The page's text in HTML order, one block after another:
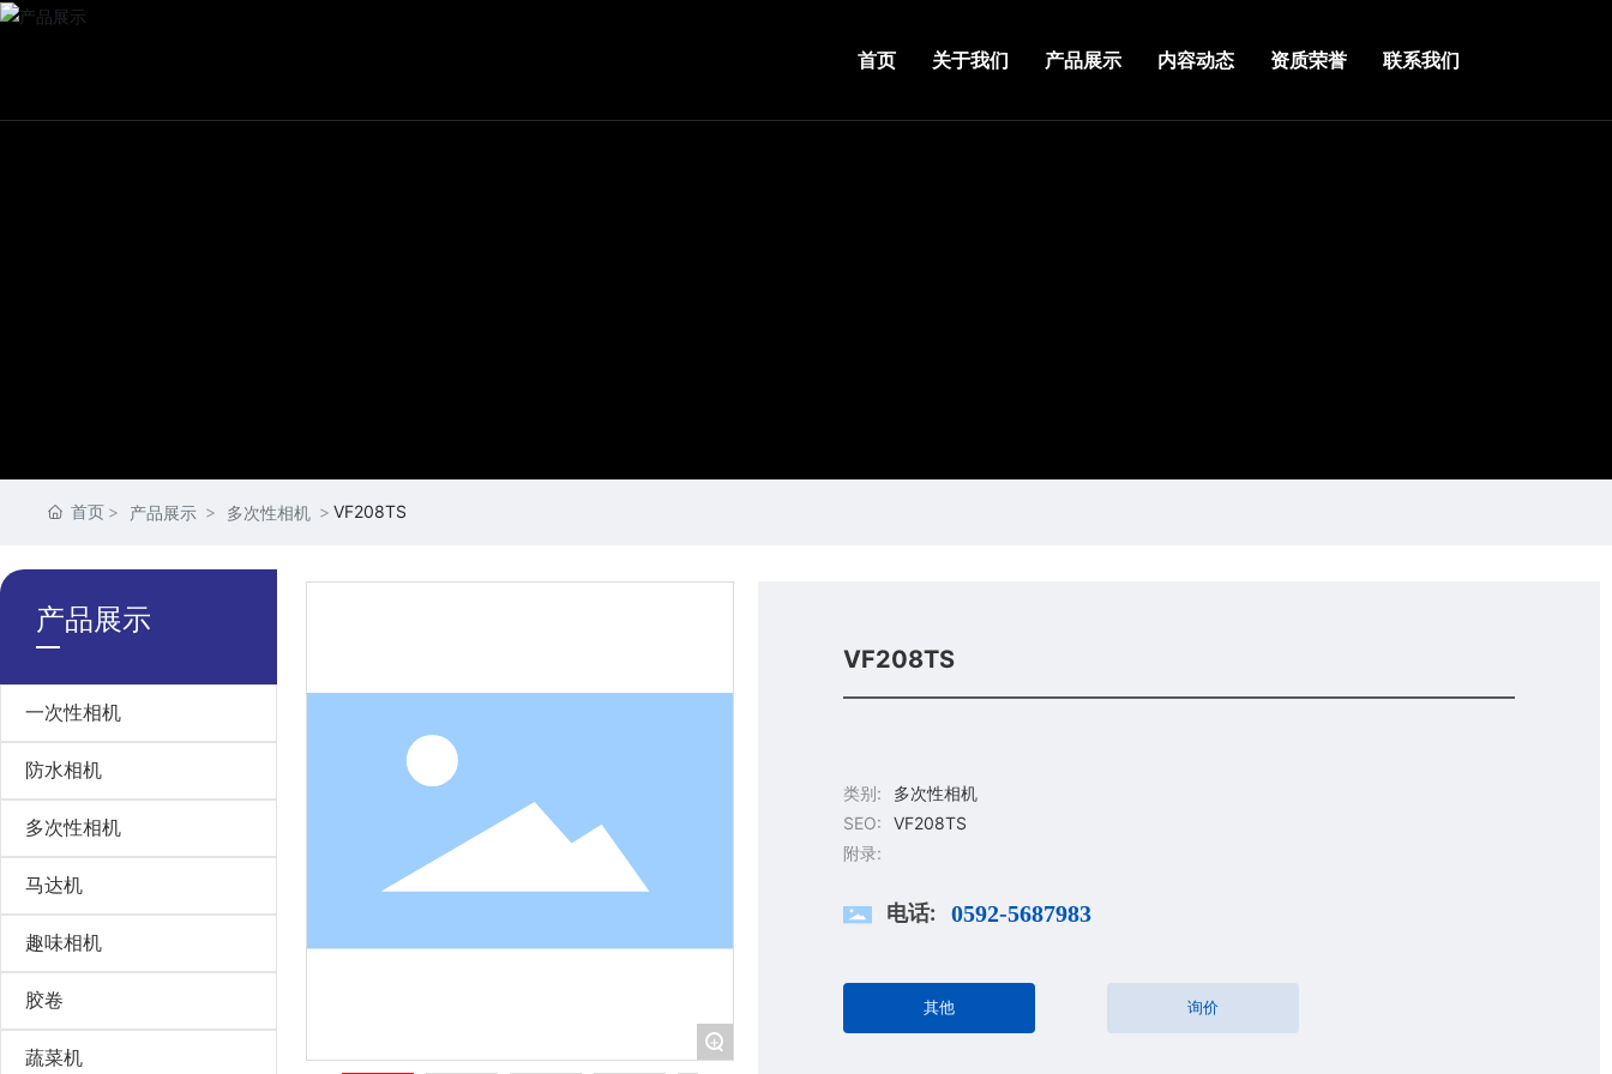
首页 关于我们 产品展示 内容动态 资质荣誉 联系我们
首页 产品展示 多次性相机 VF208TS
产品展示
一次性相机
防水相机
多次性相机
马达机
趣味相机
胶卷
蔬菜机
+
VF208TS
类别:
多次性相机
SEO:
VF208TS
附录:
电话: 0592-5687983
其他 询价